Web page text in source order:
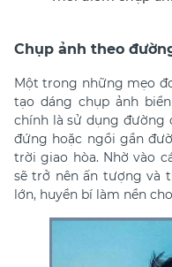
Chụp ảnh theo
Một trong những mẹo
tạo dáng chụp ảnh
chính là sử dụng đường
đứng hoặc ngồi gần
trời giao hòa. Nhờ vào
sẽ trở nên ấn tượng và
lớn, huyền bí làm nền